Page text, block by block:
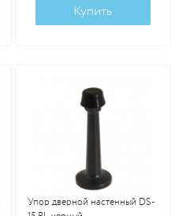
Купить
Упор дверной настенный DS-